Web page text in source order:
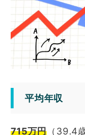
平均年収
715万円 （39.4